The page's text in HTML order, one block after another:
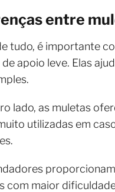
entre
tudo, é importante
apoio leve. Elas
lado, as muletas
utilizadas em
com maior